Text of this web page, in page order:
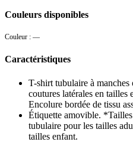
Couleurs disponibles
Couleur : —
Caractéristiques
T-shirt tubulaire à manches
coutures latérales en
Encolure bordée de tissu
Étiquette amovible.
tubulaire pour les tailles
tailles enfant.